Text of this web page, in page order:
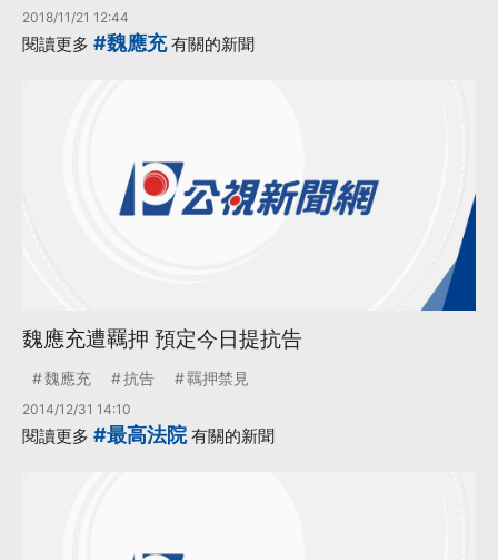
2018/11/21 12:44
閱讀更多 #魏應充有關的新聞
魏應充遭羈押 預定今日提抗告
魏應充 抗告 羈押禁見
2014/12/31 14:10
閱讀更多 #最高法院有關的新聞